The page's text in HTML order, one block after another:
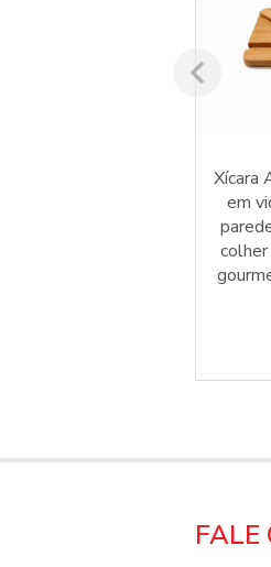
Xícara
em
FALE